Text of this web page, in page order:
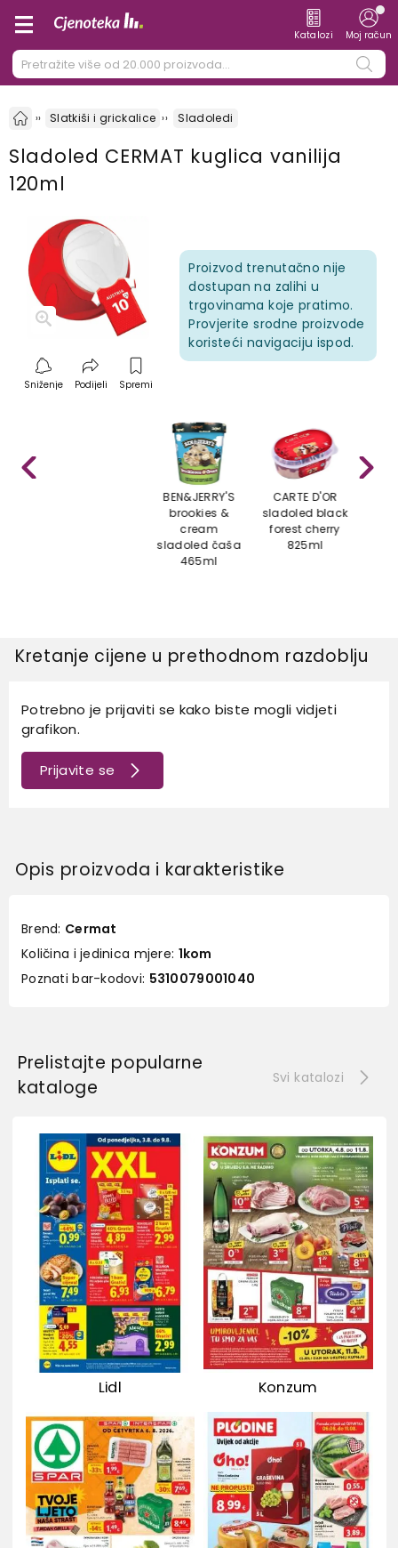
Katalozi Moj račun
Slatkiši i grickalice Sladoledi
Sladoled CERMAT kuglica vanilija
120ml
Sniženje Podijeli Spremi
Proizvod trenutačno nije
dostupan na zalihi u
trgovinama koje pratimo.
Provjerite srodne proizvode
koristeći navigaciju ispod.
BEN&JERRY'S
brookies &
cream
sladoled čaša
465ml
CARTE D'OR
sladoled black
forest cherry
825ml
Kretanje cijene u prethodnom razdoblju
Potrebno je prijaviti se kako biste mogli vidjeti
grafikon.
Prijavite se
Opis proizvoda i karakteristike
Brend: Cermat
Količina i jedinica mjere: 1kom
Poznati bar-kodovi: 5310079001040
Prelistajte popularne
kataloge
Svi katalozi
Lidl Konzum